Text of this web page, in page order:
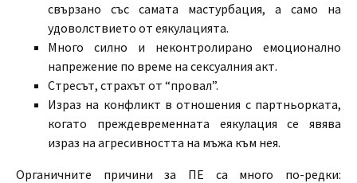
свързано със самата мастурбация, а само на
удоволствието от еякулацията.
Много силно и неконтролирано емоционално
напрежение по време на сексуалния акт.
Стресът, страхът от “провал”.
Израз на конфликт в отношения с партньорката,
когато преждевременната еякулация се явява
израз на агресивността на мъжа към нея.
Органичните причини за ПЕ са много по-редки: